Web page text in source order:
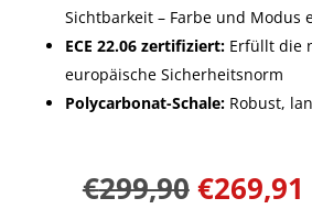
Sichtbarkeit – Farbe und Modus
ECE 22.06 zertifiziert:Erfüllt die
europäische Sicherheitsnorm
Polycarbonat-Schale:Robust,
€299,90 €269,91